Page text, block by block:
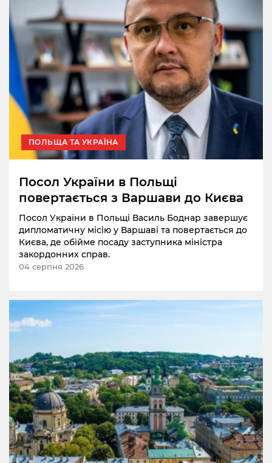
ПОЛЬЩА ТА УКРАЇНА
Посол України в Польщі
повертається з Варшави до Києва
Посол України в Польщі Василь Боднар завершує
дипломатичну місію у Варшаві та повертається до
Києва, де обійме посаду заступника міністра
закордонних справ.
04 серпня 2026